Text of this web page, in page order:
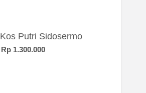
Kos Putri Sidosermo
Rp 1.300.000